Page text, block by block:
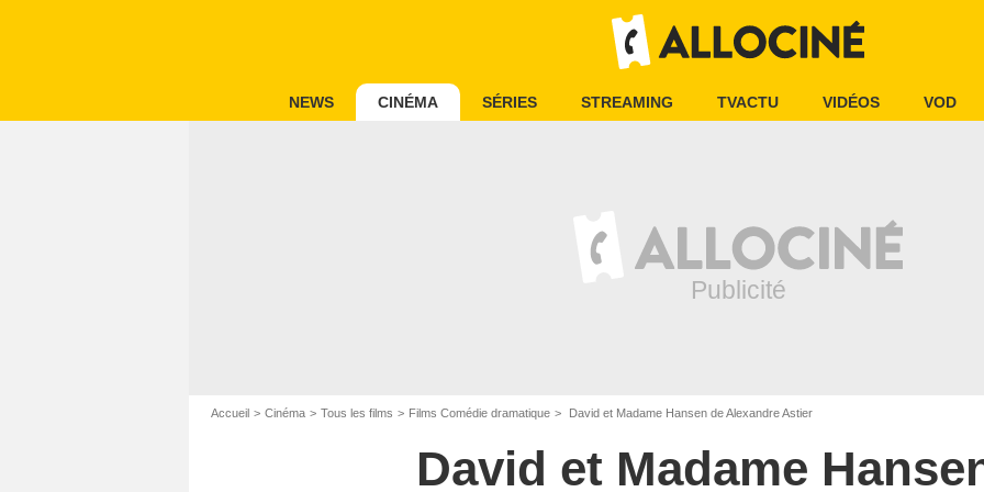
NEWS CINÉMA SÉRIES STREAMING TVACTU VIDÉOS VOD
Accueil Cinéma Tous les films Films Comédie dramatique David et Madame Hansen de Alexandre Astier
David et Madame